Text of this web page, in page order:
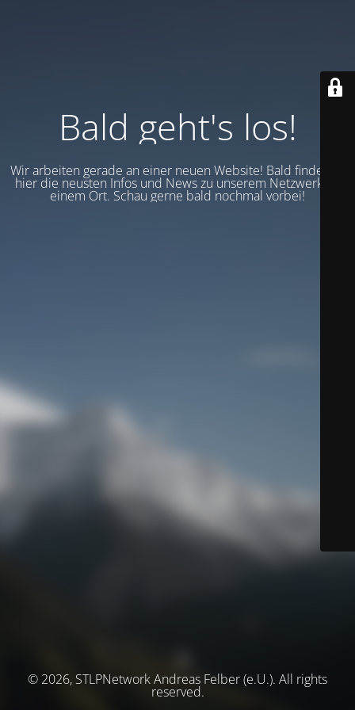
Bald geht's los!
Wir arbeiten gerade an einer neuen Website! Bald findest du
hier die neusten Infos und News zu unserem Netzwerk an
einem Ort. Schau gerne bald nochmal vorbei!
© 2026, STLPNetwork Andreas Felber (e.U.). All rights
reserved.